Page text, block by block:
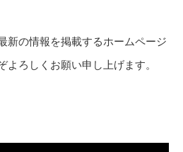
新の情報を掲載するホームページ
よろしくお願い申し上げます。